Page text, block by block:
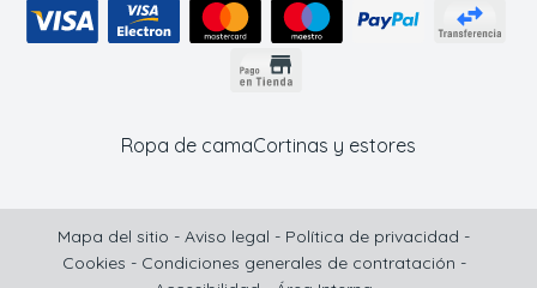
Ropa de camaCortinas y estores
Mapa del sitio - Aviso legal - Política de privacidad -
Cookies - Condiciones generales de contratación -